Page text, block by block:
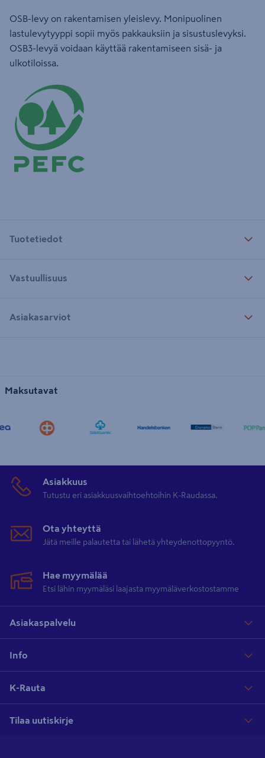
OSB-levy on rakentamisen yleislevy. Monipuolinen
lastulevytyyppi sopii myös pakkauksiin ja sisustuslevyksi.
OSB3-levyä voidaan käyttää rakentamiseen sisä- ja
ulkotiloissa.
Tuotetiedot
Vastuullisuus
Asiakasarviot
Maksutavat
Asiakkuus
Tutustu eri asiakkuusvaihtoehtoihin K-Raudassa.
Ota yhteyttä
Jätä meille palautetta tai lähetä yhteydenottopyyntö.
Hae myymälää
Etsi lähin myymäläsi laajasta myymäläverkostostamme
Asiakaspalvelu
Info
K-Rauta
Tilaa uutiskirje